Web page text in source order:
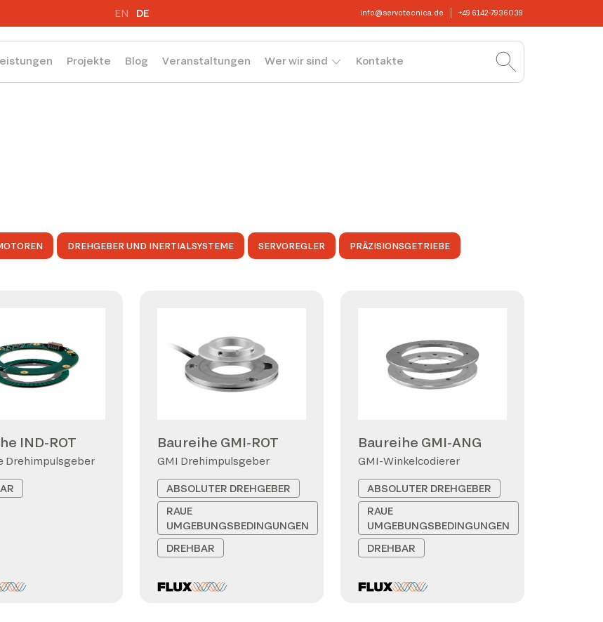
EN DE info@servotecnica.de +49 6142-7936039
Projekte Blog Veranstaltungen Wer wir sind Kontakte
DREHGEBER UND INERTIALSYSTEME SERVOREGLER PRÄZISIONSGETRIEBE
IND-ROT
Drehimpulsgeber
Baureihe GMI-ROT
GMI Drehimpulsgeber
ABSOLUTER DREHGEBER
RAUE
UMGEBUNGSBEDINGUNGEN
DREHBAR
Baureihe GMI-ANG
GMI-Winkelcodierer
ABSOLUTER DREHGEBER
RAUE
UMGEBUNGSBEDINGUNGEN
DREHBAR